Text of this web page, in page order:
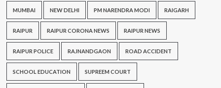
MUMBAI NEW DELHI PM NARENDRA MODI RAIGARH
RAIPUR RAIPUR CORONA NEWS RAIPUR NEWS
RAIPUR POLICE RAJNANDGAON ROAD ACCIDENT
SCHOOL EDUCATION SUPREEM COURT